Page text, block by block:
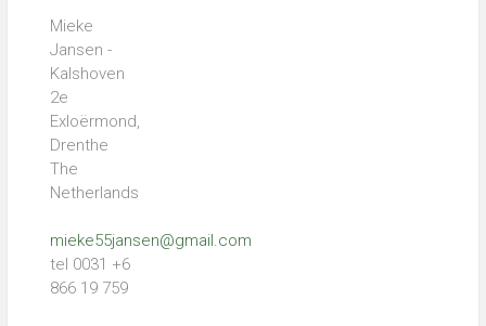
Mieke
Jansen -
Kalshoven
2e
Exloërmond,
Drenthe
The
Netherlands
mieke55jansen@gmail.com
tel 0031 +6
866 19 759